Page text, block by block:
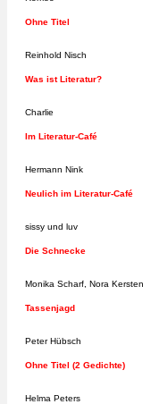
Ohne Titel
Reinhold Nisch
Was ist Literatur?
Charlie
Im Literatur-Café
Hermann Nink
Neulich im Literatur-Café
sissy und luv
Die Schnecke
Monika Scharf, Nora Kersten
Tassenjagd
Peter Hübsch
Ohne Titel (2 Gedichte)
Helma Peters